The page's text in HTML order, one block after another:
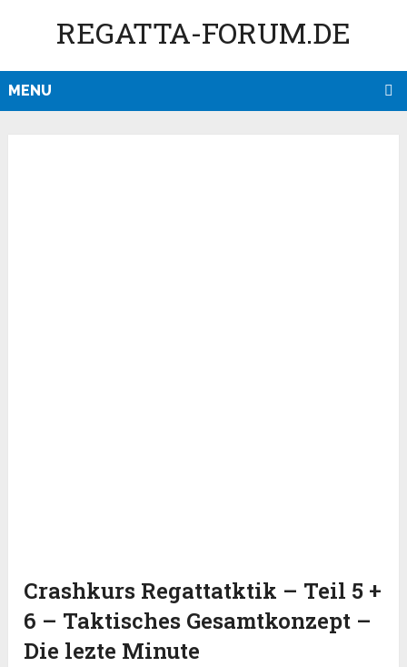
REGATTA-FORUM.DE
MENU
Crashkurs Regattatktik – Teil 5 +
6 – Taktisches Gesamtkonzept –
Die lezte Minute